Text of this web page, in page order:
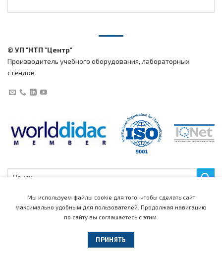
© УП "НТП "Центр"
Производитель учебного оборудования, лабораторных
стендов
Рекламные материалы
Обучающие видео
Компания Контакты
Мы используем файлы cookie для того, чтобы сделать сайт
максимально удобным для пользователей. Продолжая навигацию
по сайту вы соглашаетесь с этим.
ПРИНЯТЬ